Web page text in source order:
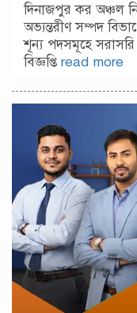
দিনাজপুর কর অঞ্চল
অভ্যন্তরীণ সম্পদ
শূন্য পদসমূহে
বিজ্ঞপ্তি read more